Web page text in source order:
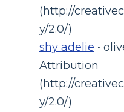
(http://
y/2.0/)
shy adelie •
Attribution
(http://
y/2.0/)